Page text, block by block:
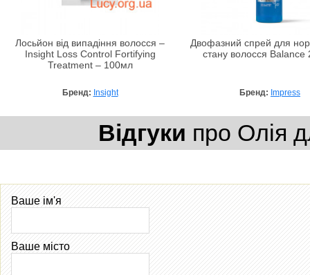
Лосьйон від випадіння волосся –
Insight Loss Control Fortifying
Treatment – 100мл
Бренд: Insight
Двофазний спрей для
стану волосся Balance
Бренд: Impress
Відгуки про Олія
Ваше ім'я
Ваше місто